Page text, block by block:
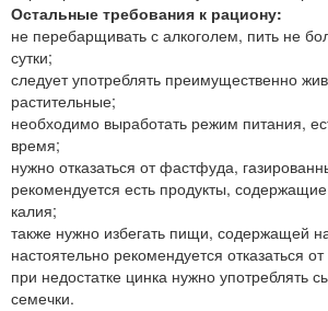
Остальные требования к рациону:
не перебарщивать с алкоголем, пить не
сутки;
следует употреблять преимущественно
растительные;
необходимо выработать режим питания,
время;
нужно отказаться от фастфуда,
рекомендуется есть продукты,
калия;
также нужно избегать пищи, содержащей
настоятельно рекомендуется отказаться
при недостатке цинка нужно употреблять
семечки.